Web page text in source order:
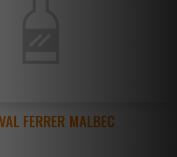
FERRER MALBEC